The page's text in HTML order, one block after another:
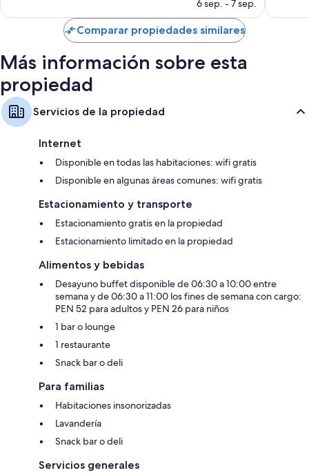
es
6 sep. - 7 sep.
Comparar propiedades similares
Más información sobre esta
propiedad
Servicios de la propiedad
Internet
Disponible en todas las habitaciones: wifi gratis
Disponible en algunas áreas comunes: wifi gratis
Estacionamiento y transporte
Estacionamiento gratis en la propiedad
Estacionamiento limitado en la propiedad
Alimentos y bebidas
Desayuno buffet disponible de 06:30 a 10:00 entre
semana y de 06:30 a 11:00 los fines de semana con cargo:
PEN 52 para adultos y PEN 26 para niños
1 bar o lounge
1 restaurante
Snack bar o deli
Para familias
Habitaciones insonorizadas
Lavandería
Snack bar o deli
Servicios generales